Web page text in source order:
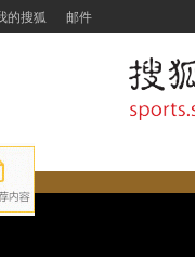
的搜狐 邮件